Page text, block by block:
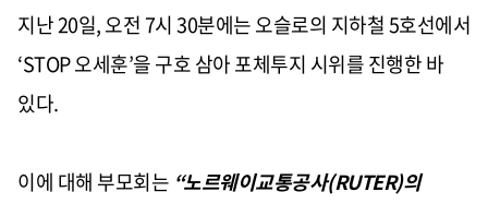
지난20일,오전7시30분에는 오슬로의 지하철5호선에서
‘STOP오세훈’을 구호 삼아 포체투지 시위를 진행한 바
있다.
이에 대해 부모회는 “노르웨이교통공사(RUTER)의